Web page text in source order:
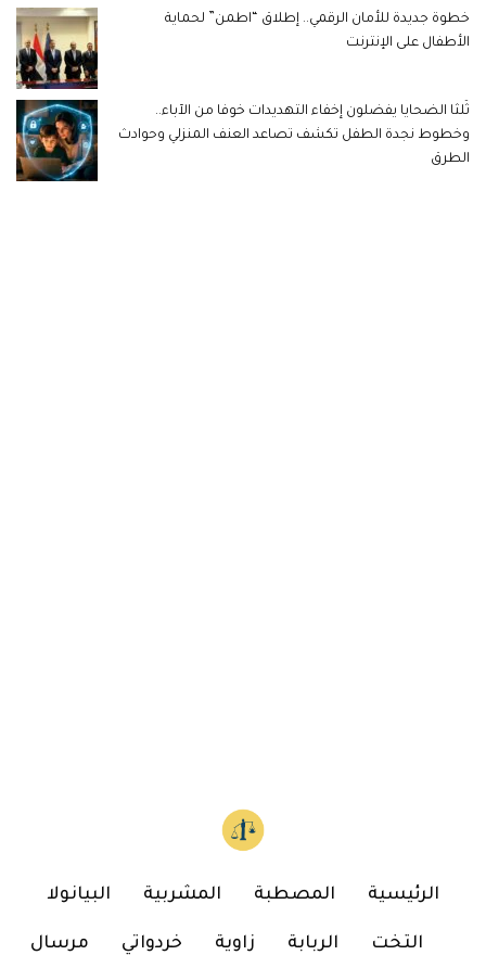
خطوة جديدة للأمان الرقمي.. إطلاق “اطمن” لحماية
الأطفال على الإنترنت
ثُلثا الضحايا يفضلون إخفاء التهديدات خوفا من الآباء..
وخطوط نجدة الطفل تكشف تصاعد العنف المنزلي وحوادث
الطرق
الرئيسية المصطبة المشربية البيانولا
التخت الربابة زاوية خردواتي مرسال